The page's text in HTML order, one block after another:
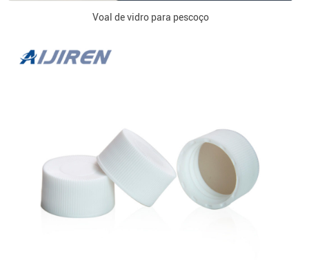
Voal de vidro para pescoço